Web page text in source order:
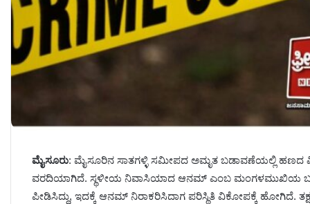
ಮೈಸೂರು: ಮೈಸೂರಿನ ಸಾತಗಳ್ಳಿ ಸಮೀಪದ ಅಮೃತ ಬಡಾವಣೆಯಲ್ಲಿ
ವರದಿಯಾಗಿದೆ. ಸ್ಥಳೀಯ ನಿವಾಸಿಯಾದ ಆನಮ್ ಎಂಬ ಮಂಗಳಮುಖಿಯ ಬಳಿ
ಪೀಡಿಸಿದ್ದು, ಇದಕ್ಕೆ ಆನಮ್ ನಿರಾಕರಿಸಿದಾಗ ಪರಿಸ್ಥಿತಿ ವಿಕೋಪಕ್ಕೆ ಹೋಗಿದೆ.